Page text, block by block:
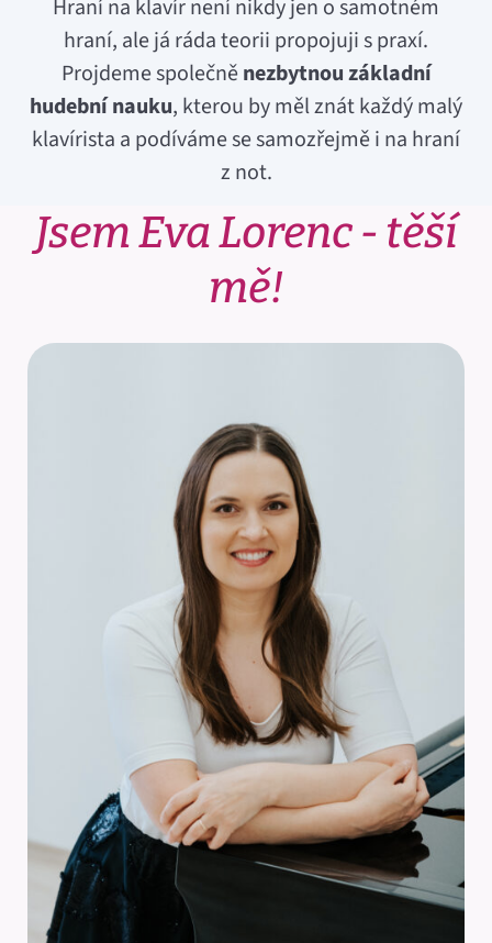
Hraní na klavír není nikdy jen o samotném
hraní, ale já ráda teorii propojuji s praxí.
Projdeme společněnezbytnou základní
hudební nauku, kterou by měl znát každý malý
klavírista a podíváme se samozřejmě i na hraní
z not.
Jsem Eva Lorenc - těší
mě!